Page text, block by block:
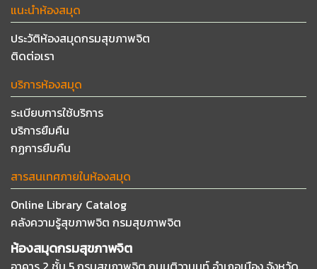
แนะนำห้องสมุด
ประวัติห้องสมุดกรมสุขภาพจิต
ติดต่อเรา
บริการห้องสมุด
ระเบียบการใช้บริการ
บริการยืมคืน
กฏการยืมคืน
สารสนเทศภายในห้องสมุด
Online Library Catalog
คลังความรู้สุขภาพจิต กรมสุขภาพจิต
ห้องสมุดกรมสุขภาพจิต